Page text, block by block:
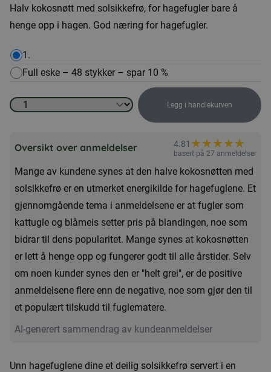
Halv kokosnøtt med solsikkefrø, for hagefugler bare å
henge opp i hagen. God næring for hagefugler.
1.
Full eske – 48 stykker – spar 10 %
Halv
med
Legg i handlekurven
Oversikt over anmeldelser 4.81 ★★★★★
★
basert på 27 anmeldelser
Mange av kundene synes at den halve kokosnøtten med
solsikkefrø er en utmerket energikilde for hagefuglene. Et
gjennomgående tema i anmeldelsene er at fugler som
kattugle og blåmeis setter pris på blandingen, noe som
bidrar til dens popularitet. Mange synes at kokosnøtten
er lett å henge opp og fungerer godt til alle årstider. Selv
om noen kunder synes den er "helt grei", er de positive
anmeldelsene flere enn de negative, noe som gjør den til
et populært tilskudd til fuglematere.
AI-generert sammendrag av kundeanmeldelser
Unn hagefuglene dine et deilig solsikkefrø servert i en